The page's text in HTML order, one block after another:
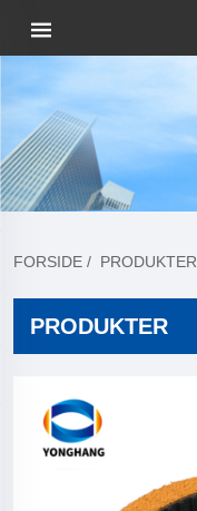
FORSIDE / PRODUKTER
PRODUKTER